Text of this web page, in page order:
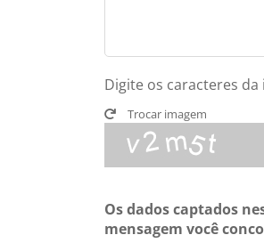
Digite os caracteres da
Trocar imagem
Os dados captados
mensagem você